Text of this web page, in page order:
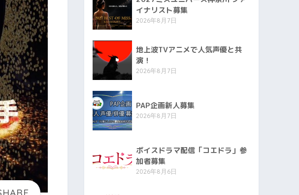
イナリスト募集
2026年8月7日
地上波TVアニメで人気声優と共
演！
2026年8月7日
PAP企画新人募集
2026年8月7日
ボイスドラマ配信「コエドラ」参
加者募集
2026年8月6日